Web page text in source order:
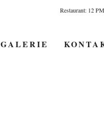
Restaurant: 12
GALERIE